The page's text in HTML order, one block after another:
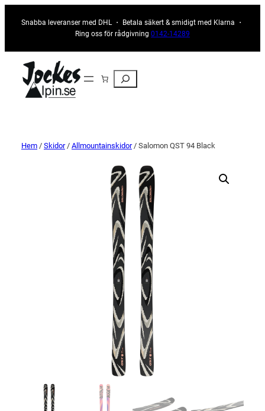
Snabba leveranser med DHL ・ Betala säkert & smidigt med Klarna ・
Ring oss för rådgivning 0142-14289
Sök
Hem / Skidor/ Allmountainskidor/ Salomon QST 94 Black